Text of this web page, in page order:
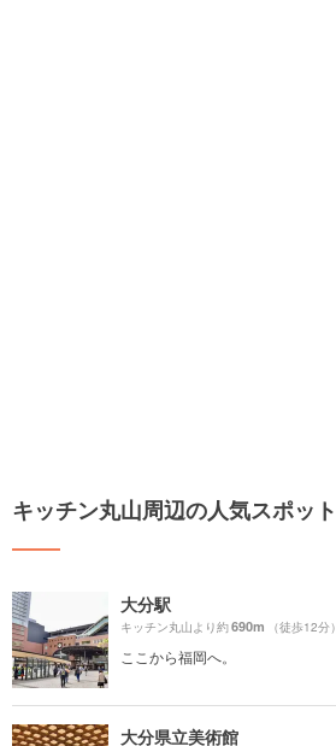
キッチン丸山周辺の人気スポット
大分駅
キッチン丸山より約690m （徒歩12分）
ここから福岡へ。
大分県立美術館